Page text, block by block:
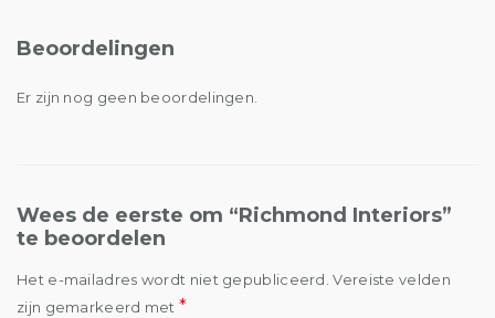
Beoordelingen
Er zijn nog geen beoordelingen.
Wees de eerste om “Richmond Interiors”
te beoordelen
Het e-mailadres wordt niet gepubliceerd. Vereiste velden
zijn gemarkeerd met*